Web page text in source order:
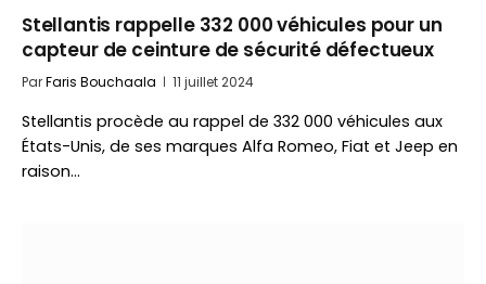
Stellantis rappelle 332 000 véhicules pour un
capteur de ceinture de sécurité défectueux
ParFaris Bouchaala 11 juillet 2024
Stellantis procède au rappel de 332 000 véhicules aux
États-Unis, de ses marques Alfa Romeo, Fiat et Jeep en
raison…